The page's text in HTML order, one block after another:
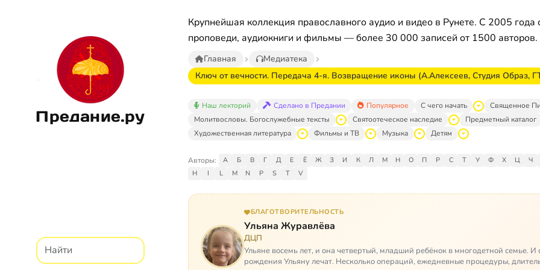
Предание.ру
Крупнейшая коллекция православного аудио и видео в Рунете. С 2005 года
проповеди, аудиокниги и фильмы — более 30 000 записей от 1500 авторов.
Главная
Медиатека
Ключ от вечности. Передача 4-я. Возвращение иконы (А.Алексеев, Студия Образ,
Наш лекторий Сделано в Предании Популярное С чего начать
Священное
Молитвословы. Богослужебные тексты
Святоотеческое наследие
Предметный каталог
Художественная литература
Фильмы и ТВ Музыка Детям
Авторы: А Б В Г Д Е Ё Ж З И К Л М Н О П Р С Т У Ф Х Ц
Ч
H
I L M N P S T V
БЛАГОТВОРИТЕЛЬНОСТЬ
Ульяна Журавлёва
ДЦП
Ульяне восемь лет, и она четвертый, младший ребёнок в многодетной семье. И
рождения Ульяну лечат. Несколько операций, ежедневные процедуры,